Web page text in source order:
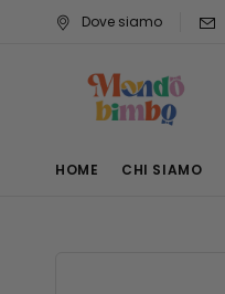
Dove siamo
HOME CHI SIAMO